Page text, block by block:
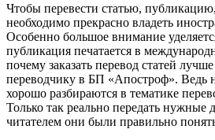
Чтобы перевести статью,
необходимо прекрасно владеть
Особенно большое внимание
публикация печатается в
почему заказать перевод статей
переводчику в БП «Апостроф». Ведь
хорошо разбираются в тематике
Только так реально передать нужные
читателем они были правильно